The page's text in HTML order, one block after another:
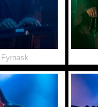
Fyrnask